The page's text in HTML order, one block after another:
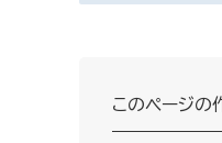
このページの